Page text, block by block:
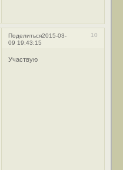
Поделиться 10
2015-03-
09 19:43:15
Участвую